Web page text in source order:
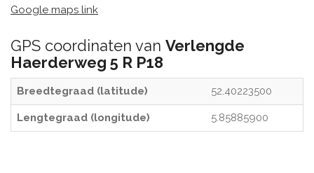
Google maps link
GPS coordinaten van Verlengde
Haerderweg 5 R P18
Breedtegraad (latitude) 52.40223500
Lengtegraad (longitude) 5.85885900